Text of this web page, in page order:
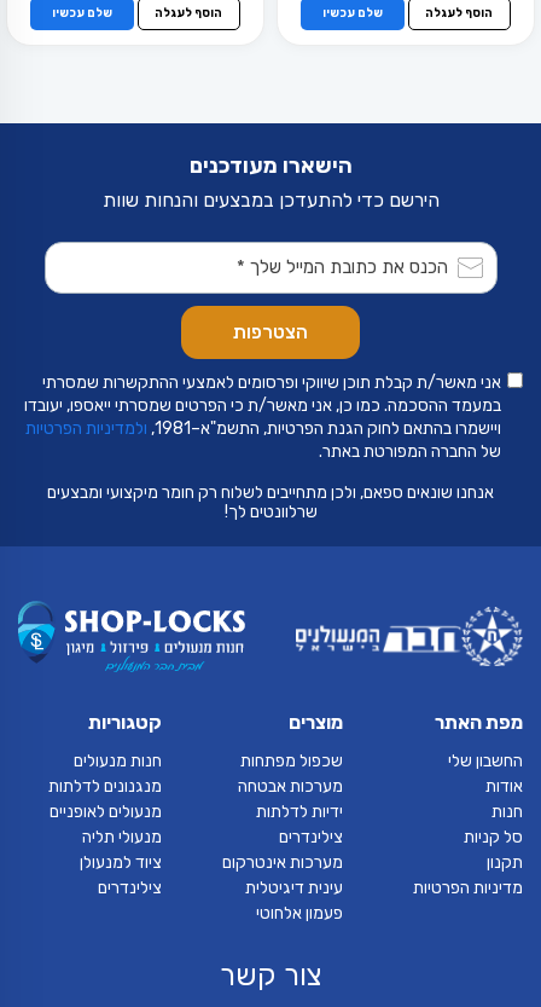
₪299.
הוא:
₪249.
הוסף לעגלה שלם עכשיו הוסף לעגלה שלם עכשיו
הישארו מעודכנים
הירשם כדי להתעדכן במבצעים והנחות שוות
אני מאשר/ת קבלת תוכן שיווקי ופרסומים לאמצעי ההתקשרות שמסרתי
במעמד ההסכמה. כמו כן, אני מאשר/ת כי הפרטים שמסרתי ייאספו, יעובדו
ויישמרו בהתאם לחוק הגנת הפרטיות, התשמ"א–1981,
ולמדיניות הפרטיות
של החברה המפורטת באתר.
אנחנו שונאים ספאם, ולכן מתחייבים לשלוח רק חומר מיקצועי ומבצעים
שרלוונטים לך!
מפת האתר
החשבון שלי
אודות
חנות
סל קניות
תקנון
מדיניות הפרטיות
מוצרים
שכפול מפתחות
מערכות אבטחה
ידיות לדלתות
צילינדרים
מערכות אינטרקום
עינית דיגיטלית
פעמון אלחוטי
קטגוריות
חנות מנעולים
מנגנונים לדלתות
מנעולים לאופניים
מנעולי תליה
ציוד למנעולן
צילינדרים
צור קשר